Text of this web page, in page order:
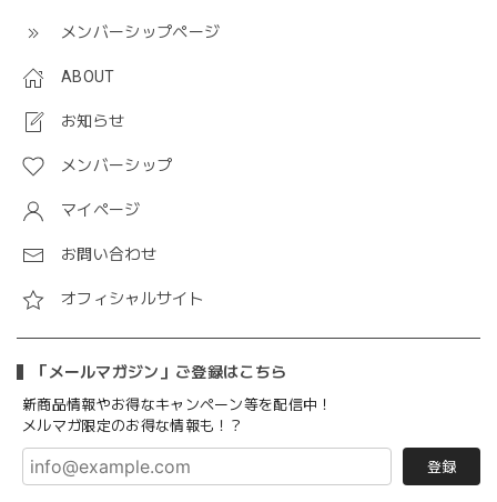
メンバーシップページ
ABOUT
お知らせ
メンバーシップ
マイページ
お問い合わせ
オフィシャルサイト
「メールマガジン」ご登録はこちら
新商品情報やお得なキャンペーン等を配信中！
メルマガ限定のお得な情報も！？
登録